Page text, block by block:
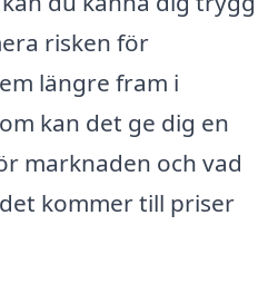
risken för
längre fram i
kan det ge dig en
marknaden och vad
kommer till priser